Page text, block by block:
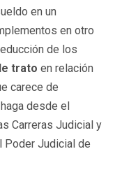
en un
en otro
de los
trato en relación
carece de
desde el
Carreras Judicial y
Poder Judicial de